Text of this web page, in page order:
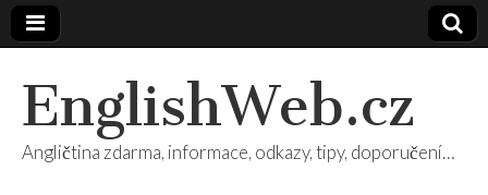
EnglishWeb.cz
Angličtina zdarma, informace, odkazy, tipy, doporučení…